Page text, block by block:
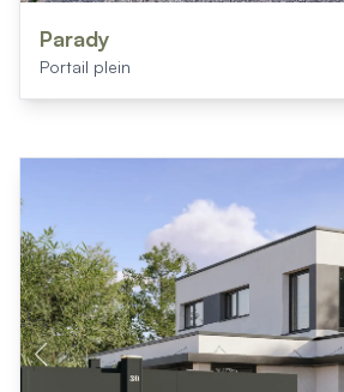
Accès Pro
Parady
Portail plein